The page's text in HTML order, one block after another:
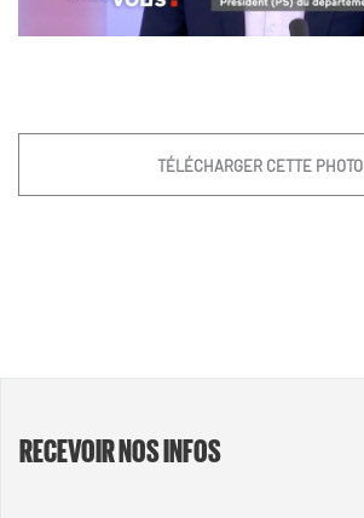
TÉLÉCHARGER CETTE PHOTO
RECEVOIR NOS INFOS